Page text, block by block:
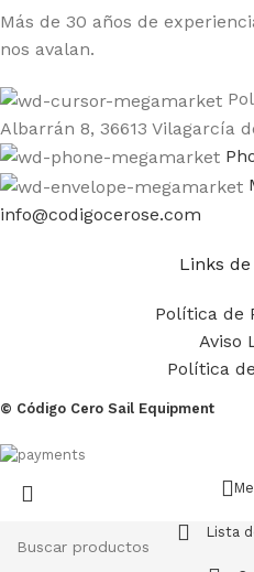
Más de 30 años de
nos avalan.
Albarrán 8, 36613 Vilagarcía
info@codigocerose.com
Links
Política de
Aviso
Política
© Código Cero Sail Equipment
Lista